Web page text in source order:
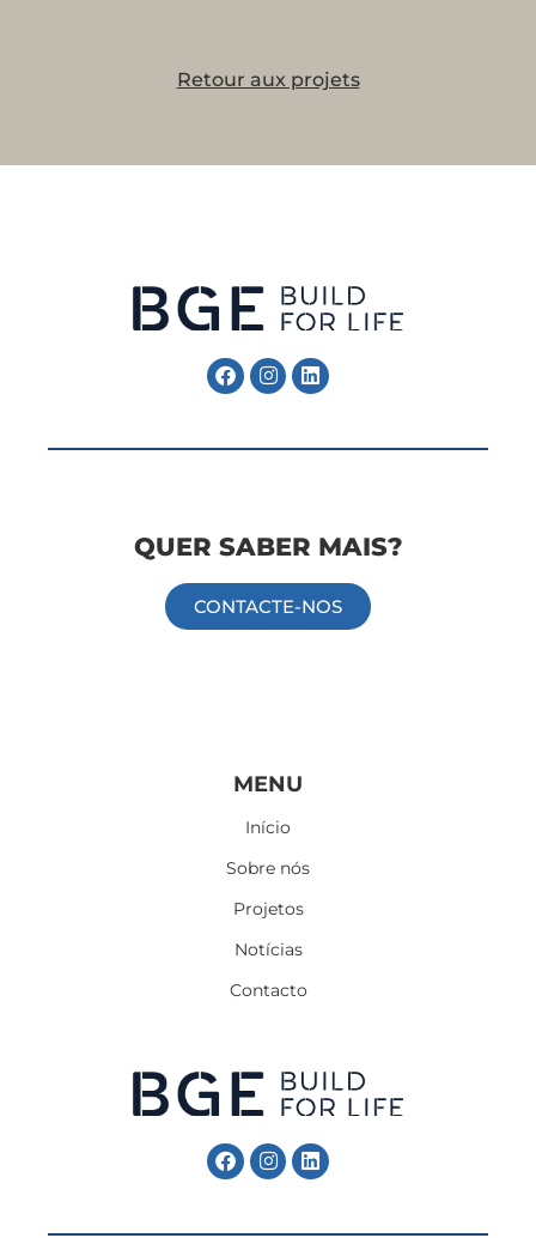
Retour aux projets
QUER SABER MAIS?
CONTACTE-NOS
MENU
Início
Sobre nós
Projetos
Notícias
Contacto